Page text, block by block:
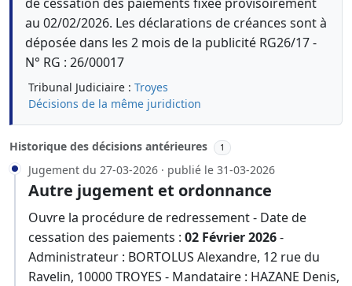
au 02/02/2026. Les déclarations de créances sont à
déposée dans les 2 mois de la publicité RG26/17 -
N° RG : 26/00017
Tribunal Judiciaire : Troyes
Décisions de la même juridiction
Historique des décisions antérieures 1
Jugement du 27-03-2026 · publié le 31-03-2026
Autre jugement et ordonnance
Ouvre la procédure de redressement - Date de
cessation des paiements : 02 Février 2026-
Administrateur : BORTOLUS Alexandre, 12 rue du
Ravelin, 10000 TROYES - Mandataire : HAZANE Denis,